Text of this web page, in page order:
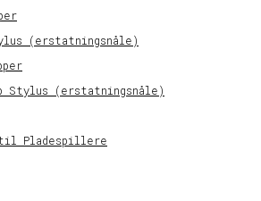
(erstatningsnåle)
Stylus (erstatningsnåle)
Pladespillere